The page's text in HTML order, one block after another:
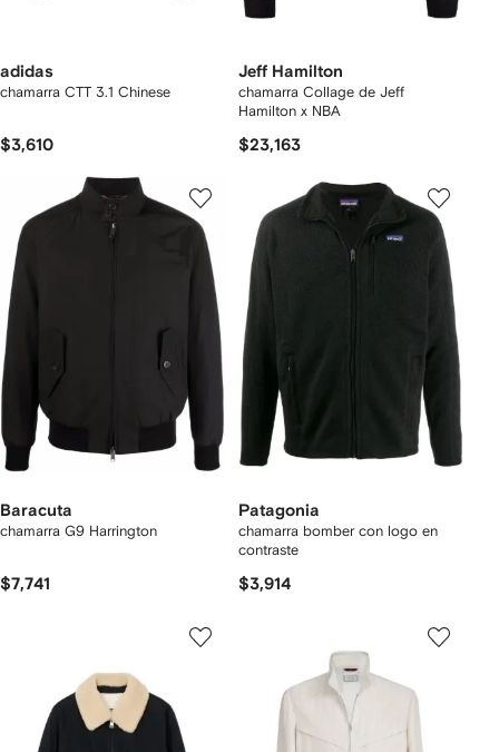
adidas
chamarra CTT 3.1 Chinese
$3,610
Jeff Hamilton
chamarra Collage de Jeff
Hamilton x NBA
$23,163
Baracuta
chamarra G9 Harrington
$7,741
Patagonia
chamarra bomber con logo en
contraste
$3,914